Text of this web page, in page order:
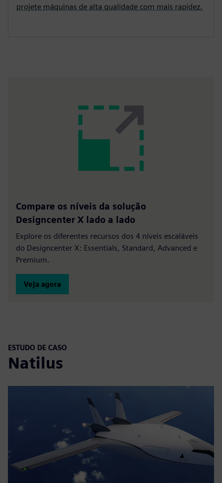
projete máquinas de alta qualidade com mais rapidez.
Compare os níveis da solução
Designcenter X lado a lado
Explore os diferentes recursos dos 4 níveis escaláveis
do Designcenter X: Essentials, Standard, Advanced e
Premium.
Veja agora
ESTUDO DE CASO
Natilus